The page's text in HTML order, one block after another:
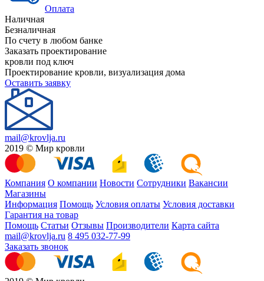
Оплата
Наличная
Безналичная
По счету в любом банке
Заказать проектирование
кровли под ключ
Проектирование кровли, визуализация дома
Оставить заявку
mail@krovlja.ru
2019 © Мир кровли
Компания О компании Новости Сотрудники Вакансии
Магазины
Информация Помощь Условия оплаты Условия доставки
Гарантия на товар
Помощь Статьи Отзывы Производители Карта сайта
mail@krovlja.ru 8 495 032-77-99
Заказать звонок